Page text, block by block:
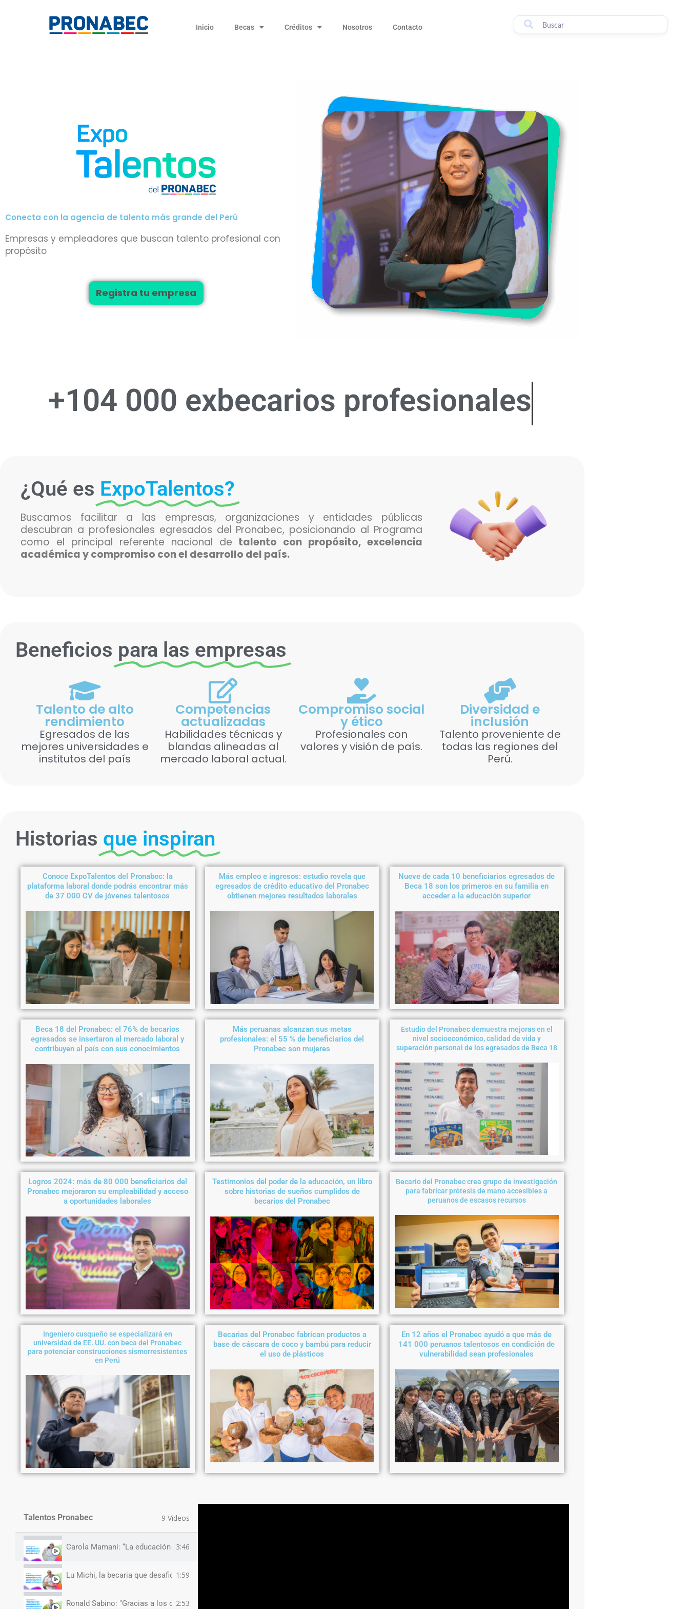
Inicio Becas Créditos Nosotros Contacto
Conecta con la agencia de talento más grande del Perú
Empresas y empleadores que buscan talento profesional con
propósito
Registra tu empresa
+2370 carreras reunidas
¿Qué es ExpoTalentos?
Buscamos facilitar a las empresas, organizaciones y entidades públicas
descubran a profesionales egresados del Pronabec, posicionando al Programa
como el principal referente nacional de talento con propósito, excelencia
académica y compromiso con el desarrollo del país.
Beneficios para las empresas
Talento de alto
rendimiento
Egresados de las
mejores universidades e
institutos del país
Competencias
actualizadas
Habilidades técnicas y
blandas alineadas al
mercado laboral actual.
Compromiso social
y ético
Profesionales con
valores y visión de país.
Diversidad e
inclusión
Talento proveniente de
todas las regiones del
Perú.
Historias que inspiran
Conoce ExpoTalentos del Pronabec: la
plataforma laboral donde podrás encontrar más
de 37 000 CV de jóvenes talentosos
Más empleo e ingresos: estudio revela que
egresados de crédito educativo del Pronabec
obtienen mejores resultados laborales
Nueve de cada 10 beneficiarios egresados de
Beca 18 son los primeros en su familia en
acceder a la educación superior
Beca 18 del Pronabec: el 76% de becarios
egresados se insertaron al mercado laboral y
contribuyen al país con sus conocimientos
Más peruanas alcanzan sus metas
profesionales: el 55 % de beneficiarios del
Pronabec son mujeres
Estudio del Pronabec demuestra mejoras en el
nivel socioeconómico, calidad de vida y
superación personal de los egresados de Beca 18
Logros 2024: más de 80 000 beneficiarios del
Pronabec mejoraron su empleabilidad y acceso
a oportunidades laborales
Testimonios del poder de la educación, un libro
sobre historias de sueños cumplidos de
becarios del Pronabec
Becario del Pronabec crea grupo de investigación
para fabricar prótesis de mano accesibles a
peruanos de escasos recursos
Ingeniero cusqueño se especializará en
universidad de EE. UU. con beca del Pronabec
para potenciar construcciones sismorresistentes
en Perú
Becarias del Pronabec fabrican productos a
base de cáscara de coco y bambú para reducir
el uso de plásticos
En 12 años el Pronabec ayudó a que más de
141 000 peruanos talentosos en condición de
vulnerabilidad sean profesionales
Talentos Pronabec 9 Videos
Carola Mamani: “La educación es la base para cambiar el Perú”
3:46
Lu Michi, la becaria que desafió estereotipos y hoy opera maquinaria pesada en Ferreyros
1:59
Ronald Sabino: "Gracias a los convenios del Pronabec podemos seguir cumpliendo nuestras metas"
2:53